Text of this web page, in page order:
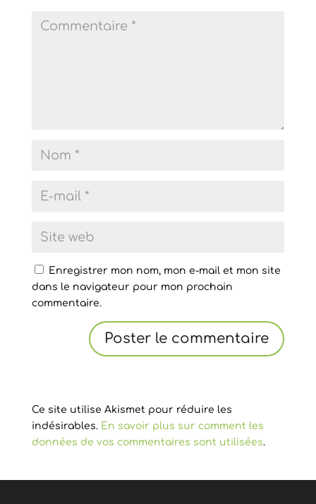
Enregistrer mon nom, mon e-mail et mon site
dans le navigateur pour mon prochain
commentaire.
Ce site utilise Akismet pour réduire les
indésirables. En savoir plus sur comment les
données de vos commentaires sont utilisées.